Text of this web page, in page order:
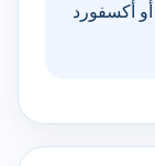
أو أكسفورد